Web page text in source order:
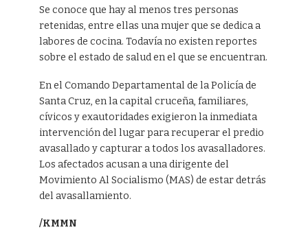
Se conoce que hay al menos tres personas
retenidas, entre ellas una mujer que se dedica a
labores de cocina. Todavía no existen reportes
sobre el estado de salud en el que se encuentran.
En el Comando Departamental de la Policía de
Santa Cruz, en la capital cruceña, familiares,
cívicos y exautoridades exigieron la inmediata
intervención del lugar para recuperar el predio
avasallado y capturar a todos los avasalladores.
Los afectados acusan a una dirigente del
Movimiento Al Socialismo (MAS) de estar detrás
del avasallamiento.
/KMMN